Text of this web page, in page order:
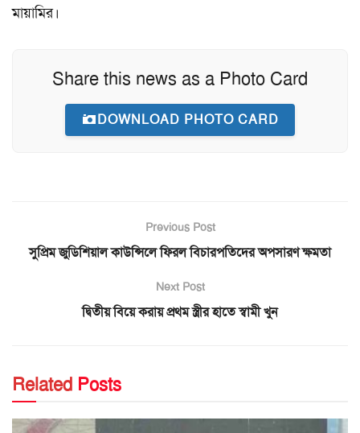
মায়ামির।
Share this news as a Photo Card
DOWNLOAD PHOTO CARD
Previous Post
সুপ্রিম জুডিশিয়াল কাউন্সিলে ফিরল বিচারপতিদের অপসারণ ক্ষমতা
Next Post
দ্বিতীয় বিয়ে করায় প্রথম স্ত্রীর হাতে স্বামী খুন
Related Posts